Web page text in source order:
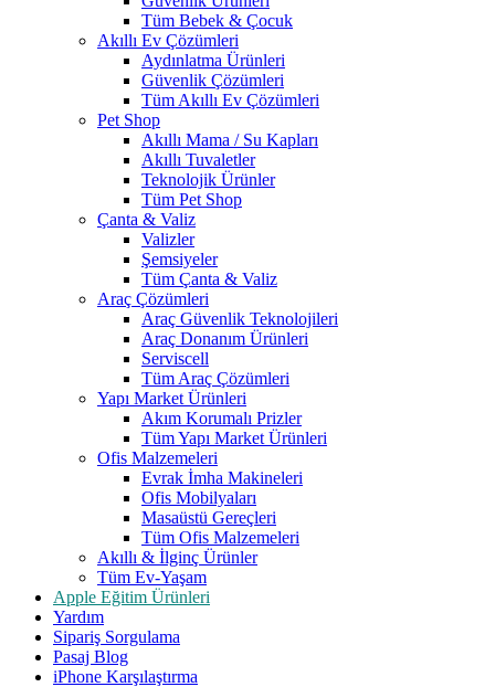
Tüm Bebek & Çocuk
Akıllı Ev Çözümleri
Aydınlatma Ürünleri
Güvenlik Çözümleri
Tüm Akıllı Ev Çözümleri
Pet Shop
Akıllı Mama / Su Kapları
Akıllı Tuvaletler
Teknolojik Ürünler
Tüm Pet Shop
Çanta & Valiz
Valizler
Şemsiyeler
Tüm Çanta & Valiz
Araç Çözümleri
Araç Güvenlik Teknolojileri
Araç Donanım Ürünleri
Serviscell
Tüm Araç Çözümleri
Yapı Market Ürünleri
Akım Korumalı Prizler
Tüm Yapı Market Ürünleri
Ofis Malzemeleri
Evrak İmha Makineleri
Ofis Mobilyaları
Masaüstü Gereçleri
Tüm Ofis Malzemeleri
Akıllı & İlginç Ürünler
Tüm Ev-Yaşam
Apple Eğitim Ürünleri
Yardım
Sipariş Sorgulama
Pasaj Blog
iPhone Karşılaştırma